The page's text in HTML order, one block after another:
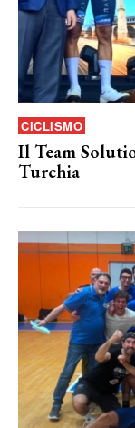
CICLISMO
Il Team
Turchia